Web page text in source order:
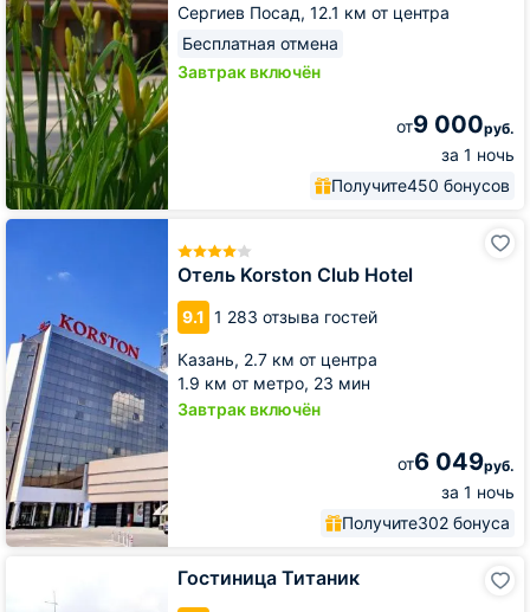
Сергиев Посад, 12.1 км от центра
Бесплатная отмена
Завтрак включён
от9 000руб.
за 1 ночь
Получите450 бонусов
Отель Korston Club Hotel
9.1 1 283 отзыва гостей
Казань, 2.7 км от центра
1.9 км от метро, 23 мин
Завтрак включён
от6 049руб.
за 1 ночь
Получите302 бонуса
Отель
Гостиница Титаник